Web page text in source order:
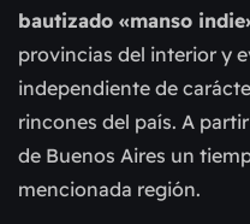
bautizado «manso
provincias del interior y
independiente de
rincones del país. A
de Buenos Aires un
mencionada región.